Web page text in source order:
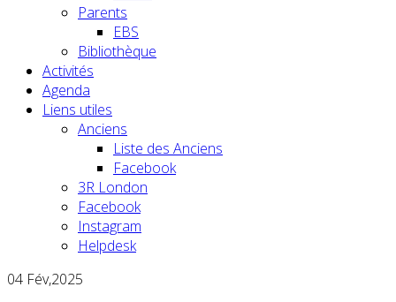
Parents
EBS
Bibliothèque
Activités
Agenda
Liens utiles
Anciens
Liste des Anciens
Facebook
3R London
Facebook
Instagram
Helpdesk
04 Fév,2025